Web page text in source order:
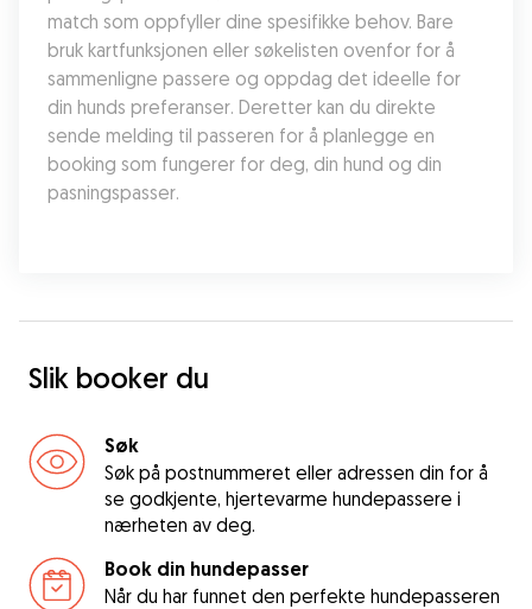
match som oppfyller dine spesifikke behov. Bare
bruk kartfunksjonen eller søkelisten ovenfor for å
sammenligne passere og oppdag det ideelle for
din hunds preferanser. Deretter kan du direkte
sende melding til passeren for å planlegge en
booking som fungerer for deg, din hund og din
pasningspasser.
Slik booker du
Søk
Søk på postnummeret eller adressen din for å
se godkjente, hjertevarme hundepassere i
nærheten av deg.
Book din hundepasser
Når du har funnet den perfekte hundepasseren